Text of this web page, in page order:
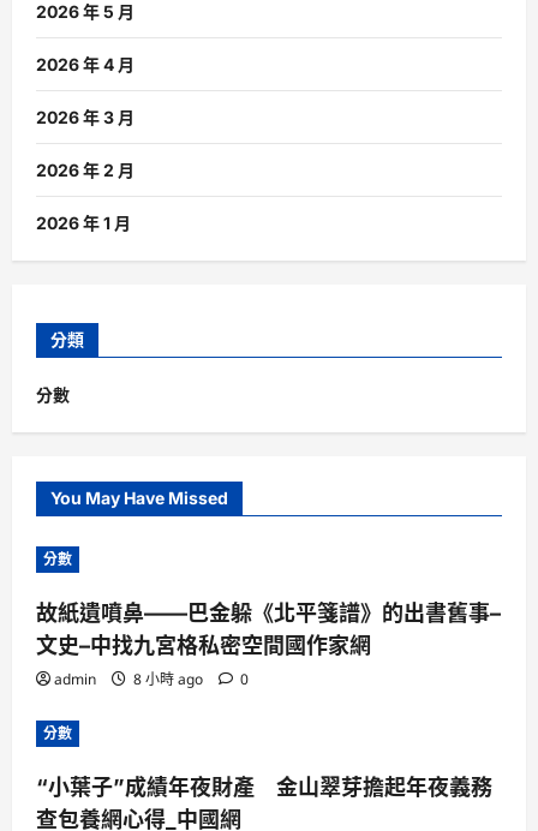
2026 年 5 月
2026 年 4 月
2026 年 3 月
2026 年 2 月
2026 年 1 月
分類
分數
You May Have Missed
分數
故紙遺噴鼻——巴金躲《北平箋譜》的出書舊事–
文史–中找九宮格私密空間國作家網
admin 8 小時 ago 0
分數
“小葉子”成績年夜財產 金山翠芽擔起年夜義務
查包養網心得_中國網